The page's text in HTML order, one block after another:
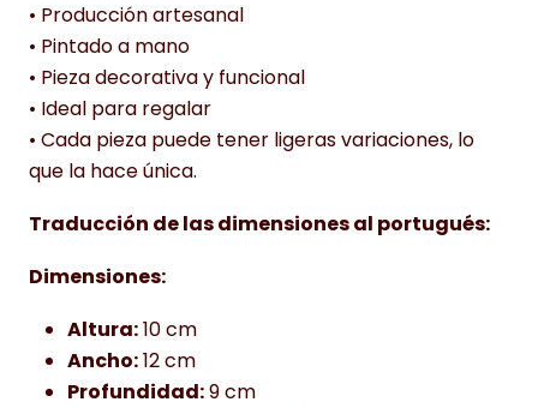
• Producción artesanal
• Pintado a mano
• Pieza decorativa y funcional
• Ideal para regalar
• Cada pieza puede tener ligeras variaciones, lo
que la hace única.
Traducción de las dimensiones al portugués:
Dimensiones:
Altura:10 cm
Ancho:12 cm
Profundidad:9 cm